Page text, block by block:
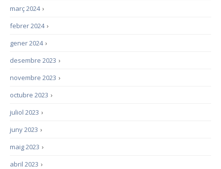
›
març 2024
›
febrer 2024
›
gener 2024
›
desembre 2023
›
novembre 2023
›
octubre 2023
›
juliol 2023
›
juny 2023
›
maig 2023
›
abril 2023